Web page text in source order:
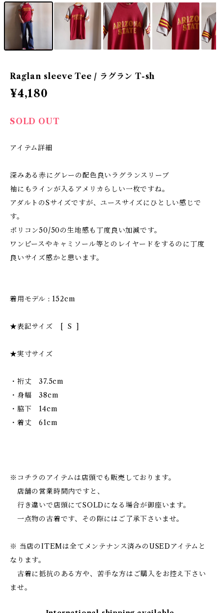
Raglan sleeve Tee / ラグラン T-sh
¥4,180
SOLD OUT
アイテム詳細
深みある赤にグレーの配色良いラグランスリーブ
袖にもラインが入るアメリカらしい一枚ですね。
アダルトのSサイズですが、ユースサイズにひとしい感じで
す。
ポリコン50/50の生地感も丁度良い加減です。
ワンピースやキャミソール等とのレイヤードをするのに丁度
良いサイズ感かと思います。
着用モデル : 152cm
★表記サイズ [ S ]
★実寸サイズ
・裄丈 37.5cm
・身幅 38cm
・脇下 14cm
・着丈 61cm
※コチラのアイテムは店頭でも販売しております。
店舗の営業時間内ですと、
行き違いで店頭にてSOLDになる場合が御座います。
一点物の古着です、その際にはご了承下さいませ。
※ 当店のITEMは全てメンテナンス済みのUSEDアイテムと
なります。
古着に抵抗のある方や、苦手な方はご購入をお控え下さい
ませ。